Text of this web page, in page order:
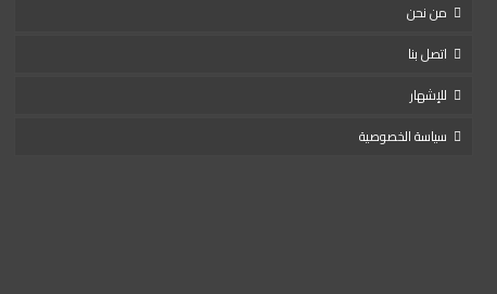
من نحن
اتصل بنا
للإشهار
سياسة الخصوصية